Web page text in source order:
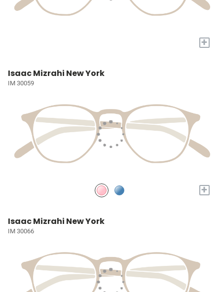
+
Isaac Mizrahi New York
IM 30059
+
Isaac Mizrahi New York
IM 30066